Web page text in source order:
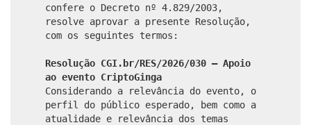
confere o Decreto nº 4.829/2003,
resolve aprovar a presente Resolução,
com os seguintes termos:
Resolução CGI.br/RES/2026/030 – Apoio
ao evento CriptoGinga
Considerando a relevância do evento, o
perfil do público esperado, bem como a
atualidade e relevância dos temas